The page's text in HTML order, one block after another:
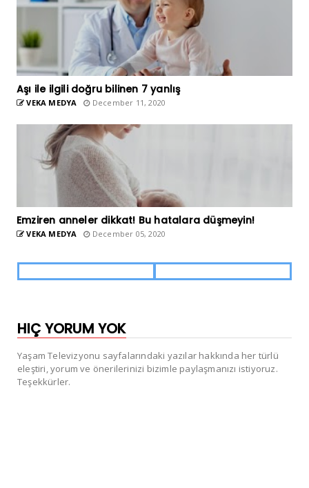
Aşı ile ilgili doğru bilinen 7 yanlış
VEKA MEDYA December 11, 2020
Emziren anneler dikkat! Bu hatalara düşmeyin!
VEKA MEDYA December 05, 2020
HIÇ YORUM YOK
Yaşam Televizyonu sayfalarındaki yazılar hakkında her türlü
eleştiri, yorum ve önerilerinizi bizimle paylaşmanızı istiyoruz.
Teşekkürler.